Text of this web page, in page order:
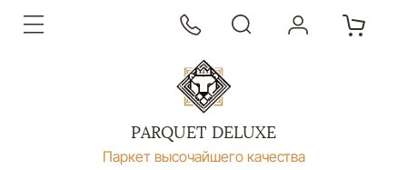
PARQUET DELUXE
Паркет высочайшего качества